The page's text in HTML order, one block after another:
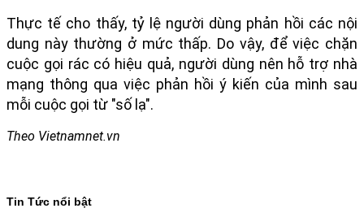
Thực tế cho thấy, tỷ lệ người dùng phản hồi các nội
dung này thường ở mức thấp. Do vậy, để việc chặn
cuộc gọi rác có hiệu quả, người dùng nên hỗ trợ nhà
mạng thông qua việc phản hồi ý kiến của mình sau
mỗi cuộc gọi từ "số lạ".
Theo Vietnamnet.vn
Tin Tức nổi bật